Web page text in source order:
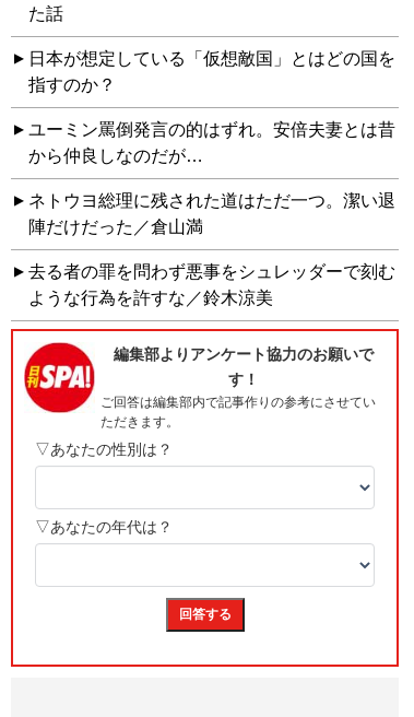
た話
日本が想定している「仮想敵国」とはどの国を
指すのか？
ユーミン罵倒発言の的はずれ。安倍夫妻とは昔
から仲良しなのだが…
ネトウヨ総理に残された道はただ一つ。潔い退
陣だけだった／倉山満
去る者の罪を問わず悪事をシュレッダーで刻む
ような行為を許すな／鈴木涼美